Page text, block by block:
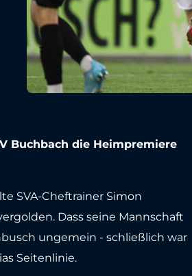
Buchbach die Heimpremiere
SVA-Cheftrainer Simon
Dass seine Mannschaft
ungemein - schließlich war
Seitenlinie.